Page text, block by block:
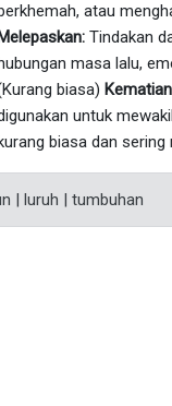
atau
Melepaskan: Tindakan
masa lalu,
biasa)
untuk
biasa dan
| luruh | tumbuhan